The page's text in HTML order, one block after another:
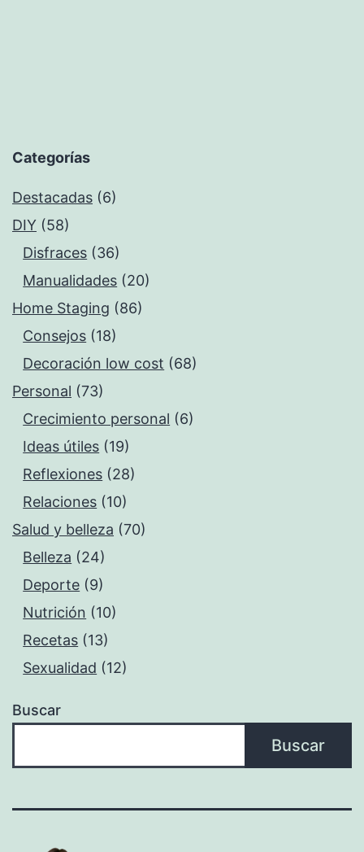
Categorías
Destacadas (6)
DIY (58)
Disfraces (36)
Manualidades (20)
Home Staging (86)
Consejos (18)
Decoración low cost (68)
Personal (73)
Crecimiento personal (6)
Ideas útiles (19)
Reflexiones (28)
Relaciones (10)
Salud y belleza (70)
Belleza (24)
Deporte (9)
Nutrición (10)
Recetas (13)
Sexualidad (12)
Buscar
Buscar